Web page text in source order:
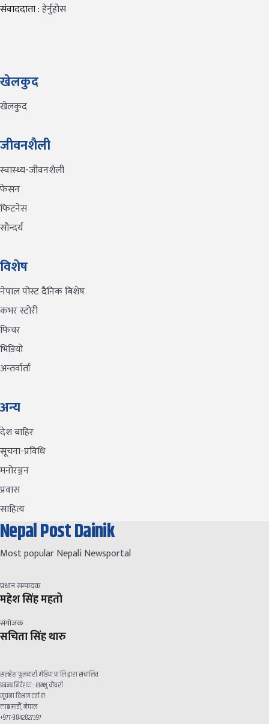
संवाददाता :हेर्नुहोस
खेलकुद
खेलकुद
जीवनशैली
स्वास्थ्य-जीवनशैली
फेसन
फिटनेस
सौन्दर्य
विशेष
नेपाल पोस्ट दैनिक बिशेष
कभर स्टोरी
फिचर
भिडियो
अन्तर्वार्ता
अन्य
देश बाहिर
सूचना-प्रविधि
मनोरञ्जन
प्रवास
साहित्य
Nepal Post Dainik
Most popular Nepali Newsportal
प्रधान सम्पादक
महेश सिंह महतो
संयोजक
सचिता सिंह थारु
सलहेश फुलवारी मेडिया प्रा लि द्वारा संचालित
प्रबन्ध निर्देशक : शम्भु चौधरी
सूचना विभाग दर्ता नं:
काठमाडौँ, नेपाल
+९७७-९८४२८२७३९७